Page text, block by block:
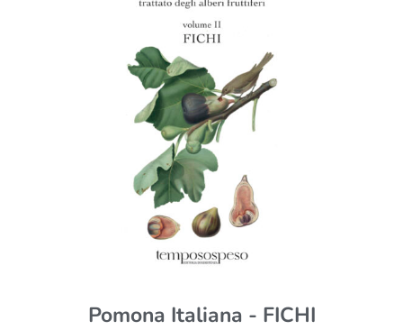
Pomona Italiana - FICHI